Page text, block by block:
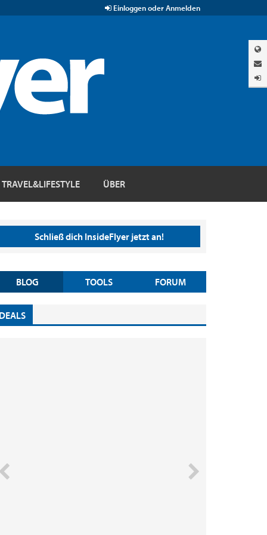
Einloggen oder Anmelden
TRAVEL&LIFESTYLE ÜBER
Schließ dich InsideFlyer jetzt an!
BLOG TOOLS FORUM
DEALS